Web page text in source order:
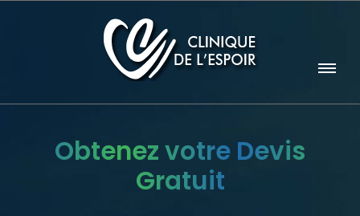
Obtenez votre Devis
Gratuit